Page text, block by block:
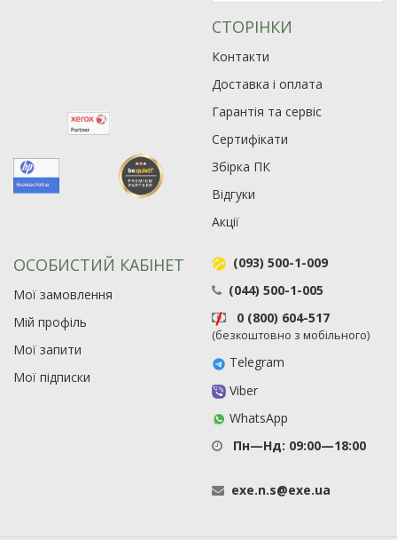
СТОРІНКИ
Контакти
Доставка і оплата
Гарантія та сервіс
Сертифікати
Збірка ПК
Відгуки
Акції
ОСОБИСТИЙ КАБІНЕТ
Мої замовлення
Мій профіль
Мої запити
Мої підписки
(093) 500-1-009
(044) 500-1-005
0 (800) 604-517
(безкоштовно з мобільного)
Telegram
Viber
WhatsApp
Пн—Нд: 09:00—18:00
exe.n.s@exe.ua